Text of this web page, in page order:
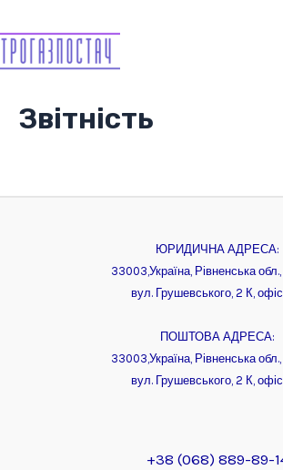
до
вмісту
Звітність
ЮРИДИЧНА АДРЕСА:
33003,Україна, Рівненська
вул. Грушевського, 2 К,
ПОШТОВА АДРЕСА:
33003,Україна, Рівненська
вул. Грушевського, 2 К,
+38 (068) 889-89-